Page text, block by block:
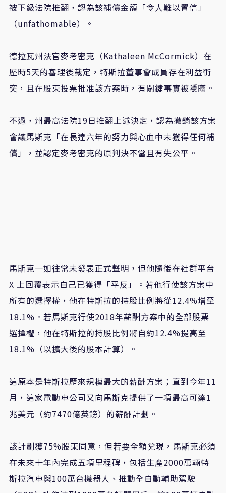
被下級法院推翻，認為該補償金額「令人難以置信」
（unfathomable）。
德拉瓦州法官麥考密克（Kathaleen McCormick）在
歷時5天的審理後裁定，特斯拉董事會成員存在利益衝
突，且在股東投票批准該方案時，有關鍵事實被隱瞞。
不過，州最高法院19日推翻上述決定，認為撤銷該方案
會讓馬斯克「在長達六年的努力與心血中未獲得任何補
償」，並認定麥考密克的原判決不當且有失公平。
馬斯克一如往常未發表正式聲明，但他隨後在社群平台
X 上回覆表示自己已獲得「平反」。若他行使該方案中
所有的選擇權，他在特斯拉的持股比例將從12.4%增至
18.1%。若馬斯克行使2018年薪酬方案中的全部股票
選擇權，他在特斯拉的持股比例將自約12.4%提高至
18.1%（以擴大後的股本計算）。
這原本是特斯拉歷來規模最大的薪酬方案；直到今年11
月，這家電動車公司又向馬斯克提供了一項最高可達1
兆美元（約7470億英鎊）的薪酬計劃。
該計劃獲75%股東同意，但若要全額兌現，馬斯克必須
在未來十年內完成五項里程碑，包括生產2000萬輛特
斯拉汽車與100萬台機器人、推動全自動輔助駕駛